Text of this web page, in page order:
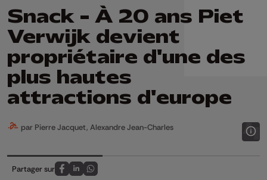
Snack - À 20 ans Piet
Verwijk devient
propriétaire d'une des
plus hautes
attractions d'europe
par Pierre Jacquet, Alexandre Jean-Charles
Partager sur
Partagez sur FaceBook
Partagez sur LinkedIn
Partagez sur Whatsapp